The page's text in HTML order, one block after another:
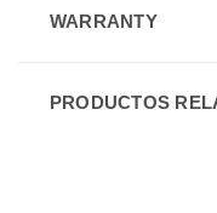
WARRANTY
PRODUCTOS